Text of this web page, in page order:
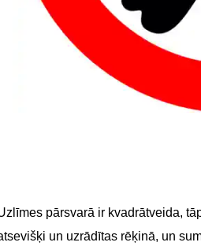
pārsvarā ir kvadrātveida,
un uzrādītas rēķinā, un